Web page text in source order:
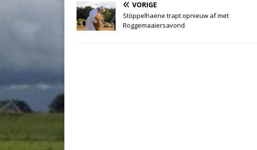
VORIGE
Stöppelhaene trapt opnieuw af met
Roggemaaiersavond